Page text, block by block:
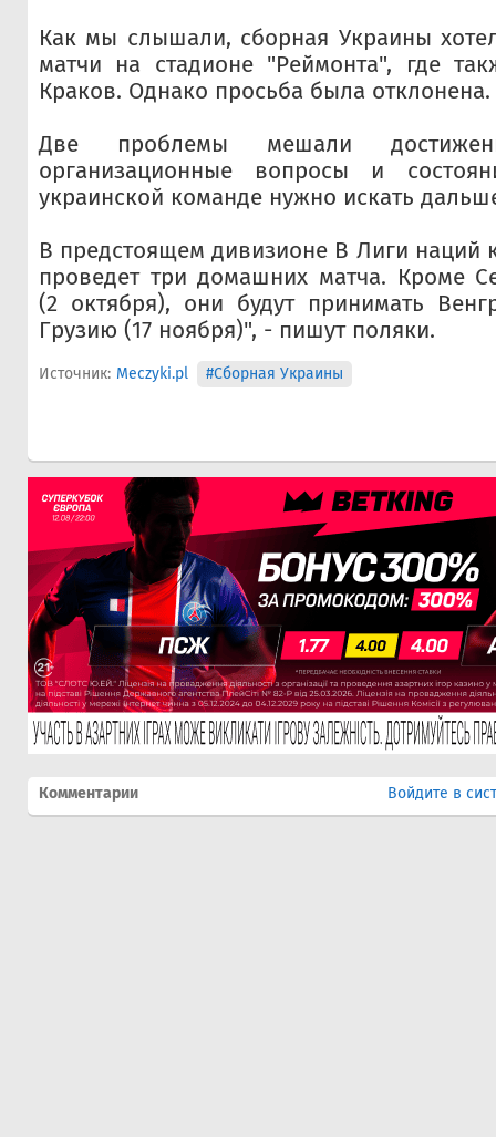
Как мы слышали, сборная Украины
матчи на стадионе "Реймонта", где
Краков. Однако просьба была отклонена.
Две проблемы мешали
организационные вопросы и
украинской команде нужно искать
В предстоящем дивизионе B Лиги наций
проведет три домашних матча. Кроме
(2 октября), они будут принимать
Грузию (17 ноября)", - пишут поляки.
Источник: Meczyki.pl #Сборная Украины
Комментарии Войдите в